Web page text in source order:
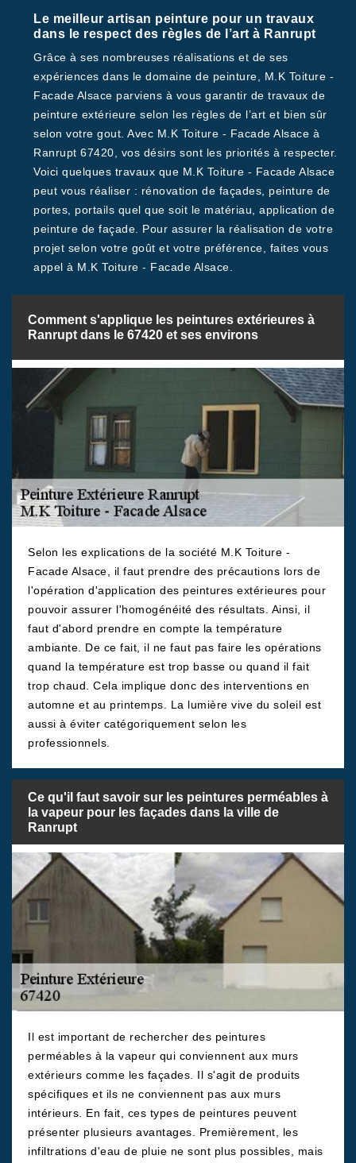
Le meilleur artisan peinture pour un travaux
dans le respect des règles de l’art à Ranrupt
Grâce à ses nombreuses réalisations et de ses
expériences dans le domaine de peinture, M.K Toiture -
Facade Alsace parviens à vous garantir de travaux de
peinture extérieure selon les règles de l’art et bien sûr
selon votre gout. Avec M.K Toiture - Facade Alsace à
Ranrupt 67420, vos désirs sont les priorités à respecter.
Voici quelques travaux que M.K Toiture - Facade Alsace
peut vous réaliser : rénovation de façades, peinture de
portes, portails quel que soit le matériau, application de
peinture de façade. Pour assurer la réalisation de votre
projet selon votre goût et votre préférence, faites vous
appel à M.K Toiture - Facade Alsace.
Comment s'applique les peintures extérieures à
Ranrupt dans le 67420 et ses environs
Selon les explications de la société M.K Toiture -
Facade Alsace, il faut prendre des précautions lors de
l'opération d'application des peintures extérieures pour
pouvoir assurer l'homogénéité des résultats. Ainsi, il
faut d'abord prendre en compte la température
ambiante. De ce fait, il ne faut pas faire les opérations
quand la température est trop basse ou quand il fait
trop chaud. Cela implique donc des interventions en
automne et au printemps. La lumière vive du soleil est
aussi à éviter catégoriquement selon les
professionnels.
Ce qu'il faut savoir sur les peintures perméables à
la vapeur pour les façades dans la ville de
Ranrupt
Il est important de rechercher des peintures
perméables à la vapeur qui conviennent aux murs
extérieurs comme les façades. Il s'agit de produits
spécifiques et ils ne conviennent pas aux murs
intérieurs. En fait, ces types de peintures peuvent
présenter plusieurs avantages. Premièrement, les
infiltrations d'eau de pluie ne sont plus possibles, mais